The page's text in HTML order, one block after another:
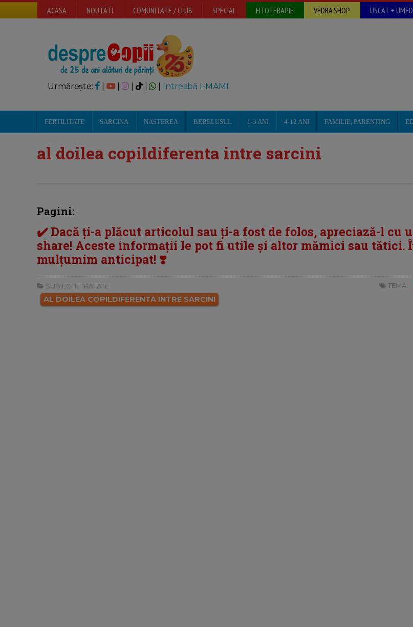
ACASA NOUTATI COMUNITATE / CLUB SPECIAL FITOTERAPIE VEDRA SHOP USCAT + UMED
Urmărește: | | Intreabă I-MAMI
FERTILITATE SARCINA NASTEREA BEBELUSUL 1-3 ANI 4-12 ANI FAMILIE, PARENTING
al doilea copildiferenta intre sarcini
Pagini:
✔️ Dacă ți-a plăcut articolul sau ți-a fost de folos, apreciază-l cu
share! Aceste informații le pot fi utile și altor mămici sau tătici.
mulțumim anticipat! ❣️
SUBIECTE TRATATE:
AL DOILEA COPILDIFERENTA INTRE SARCINI
TEMA: